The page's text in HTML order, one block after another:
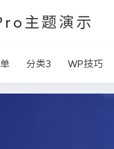
主题演示
分类3 WP技巧